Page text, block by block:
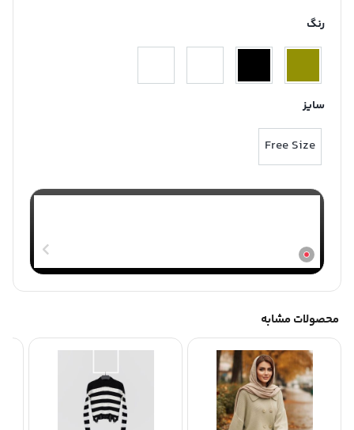
رنگ
سایز
Free Size
محصولات مشابه